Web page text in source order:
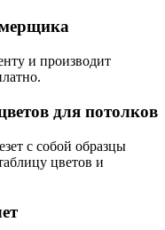
и производит
для потолков
с собой образцы
цветов и